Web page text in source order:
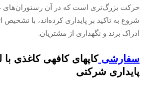
حرکت بزرگ‌تری است که در آن رستوران‌های
شروع به تاکید بر پایداری کرده‌اند، با تشخیص
ادراک برند و نگهداری از مشتریان.
سفارشیکاپهای کافهی کاغذی با
پایداری شرکتی